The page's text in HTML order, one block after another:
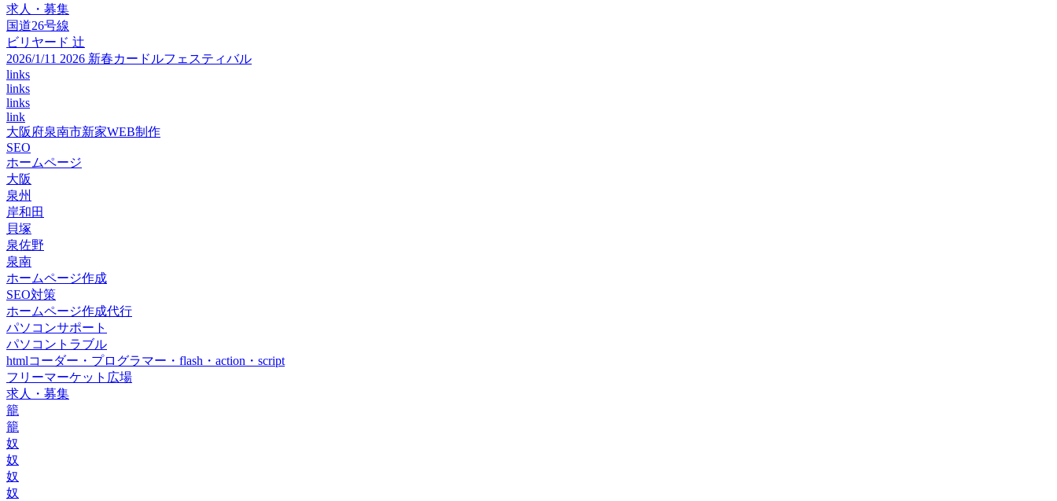
求人・募集
国道26号線
ビリヤード 辻
2026/1/11 2026 新春カードルフェスティバル
links
links
links
link
大阪府泉南市新家WEB制作
SEO
ホームページ
大阪
泉州
岸和田
貝塚
泉佐野
泉南
ホームページ作成
SEO対策
ホームページ作成代行
パソコンサポート
パソコントラブル
htmlコーダー・プログラマー・flash・action・script
フリーマーケット広場
求人・募集
籠
籠
奴
奴
奴
奴